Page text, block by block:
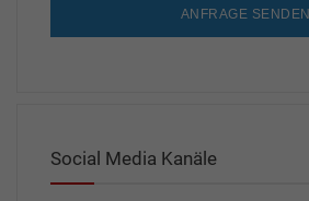
ANFRAGE SENDEN
Social Media Kanäle